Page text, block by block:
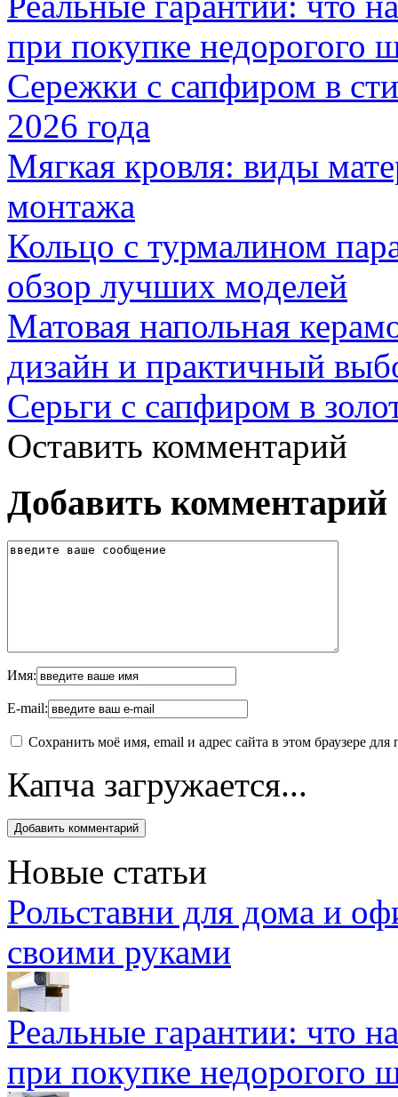
при покупке недорогого
Сережки с сапфиром в
2026 года
Мягкая кровля: виды
монтажа
Кольцо с турмалином
обзор лучших моделей
Матовая напольная
дизайн и практичный
Серьги с сапфиром в
Оставить комментарий
Добавить комментарий
Имя:
E-mail:
Сохранить моё имя, email и адрес сайта в этом браузере
Капча загружается...
Новые статьи
Рольставни для дома и
своими руками
Реальные гарантии: что
при покупке недорогого